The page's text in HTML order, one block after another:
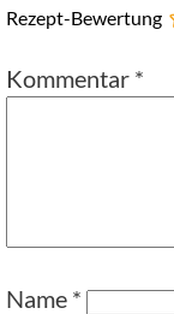
Rezept-Bewertung
Kommentar *
Name *